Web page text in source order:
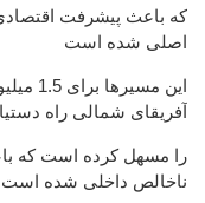
که باعث پیشرفت
اصلی شده است
این
آفریقای شمالی راه
ناخالص داخلی شده است